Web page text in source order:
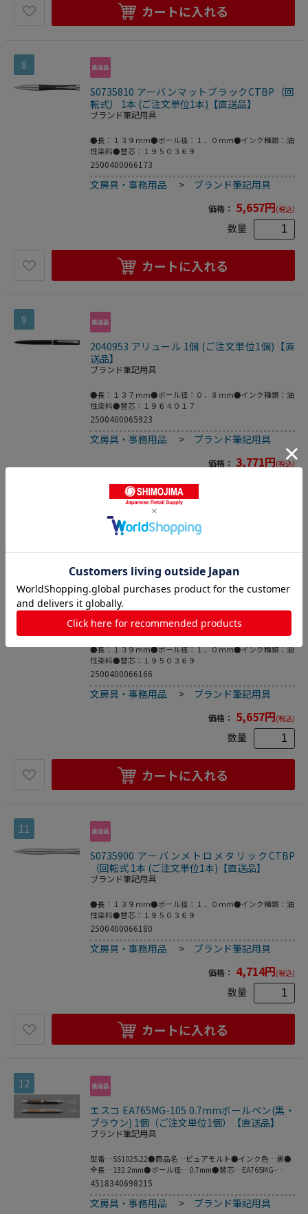
カートに入れる
8
S0735810 アーバンマットブラックCTBP（回
転式） 1本 (ご注文単位1本)【直送品】
ブランド筆記用具
●長：１３９ｍｍ●ボール径：１．０ｍｍ●インク種類：油
性染料●替芯：１９５０３６９
2500400066173
文房具・事務用品 > ブランド筆記用具
価格： 5,657円(税込)
数量
カートに入れる
9
2040953 アリュール 1個 (ご注文単位1個)【直
送品】
ブランド筆記用具
●長：１３７ｍｍ●ボール径：０．８ｍｍ●インク種類：油
性染料●替芯：１９６４０１７
2500400065923
文房具・事務用品 > ブランド筆記用具
価格： 3,771円(税込)
カートに入れる
2143450 アーバン マジェンタCT BP（回転
式） 1本 (ご注文単位1本)【直送品】
ブランド筆記用具
●長：１３９ｍｍ●ボール径：１．０ｍｍ●インク種類：油
性染料●替芯：１９５０３６９
2500400066166
文房具・事務用品 > ブランド筆記用具
価格： 5,657円(税込)
数量
カートに入れる
11
S0735900 アーバンメトロメタリックCTBP
（回転式 1本 (ご注文単位1本)【直送品】
ブランド筆記用具
●長：１３９ｍｍ●ボール径：１．０ｍｍ●インク種類：油
性染料●替芯：１９５０３６９
2500400066180
文房具・事務用品 > ブランド筆記用具
価格： 4,714円(税込)
数量
カートに入れる
12
エスコ EA765MG-105 0.7mmボールペン(黒・
ブラウン) 1個（ご注文単位1個）【直送品】
ブランド筆記用具
型番…SS1025.22●商品名…ピュアモルト●インク色…黒●
全長…132.2mm●ボール径…0.7mm●替芯…EA765MG-
171(黒)、-172(赤)●ボディーカラー…ダークブラウン●入
数…1本●梱包サイズ:14×133×14●梱包重量20g
4518340698215
文房具・事務用品 > ブランド筆記用具